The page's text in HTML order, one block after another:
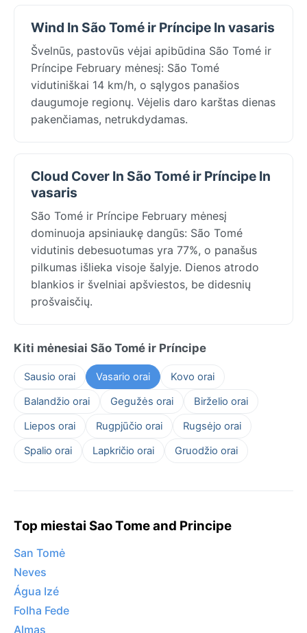
Wind In São Tomé ir Príncipe In vasaris
Švelnūs, pastovūs vėjai apibūdina São Tomé ir
Príncipe February mėnesį: São Tomé
vidutiniškai 14 km/h, o sąlygos panašios
daugumoje regionų. Vėjelis daro karštas dienas
pakenčiamas, netrukdydamas.
Cloud Cover In São Tomé ir Príncipe In
vasaris
São Tomé ir Príncipe February mėnesį
dominuoja apsiniaukę dangūs: São Tomé
vidutinis debesuotumas yra 77%, o panašus
pilkumas išlieka visoje šalyje. Dienos atrodo
blankios ir švelniai apšviestos, be didesnių
prošvaisčių.
Kiti mėnesiai São Tomé ir Príncipe
Sausio orai Vasario orai
Kovo orai
Balandžio orai
Gegužės orai
Birželio orai
Liepos orai
Rugpjūčio orai
Rugsėjo orai
Spalio orai
Lapkričio orai Gruodžio orai
Top miestai Sao Tome and Principe
San Tomė
Neves
Água Izé
Folha Fede
Almas